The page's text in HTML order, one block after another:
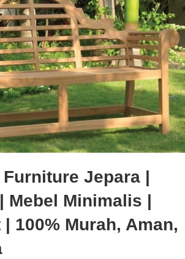
Jepara |
Mebel Minimalis |
100% Murah, Aman,